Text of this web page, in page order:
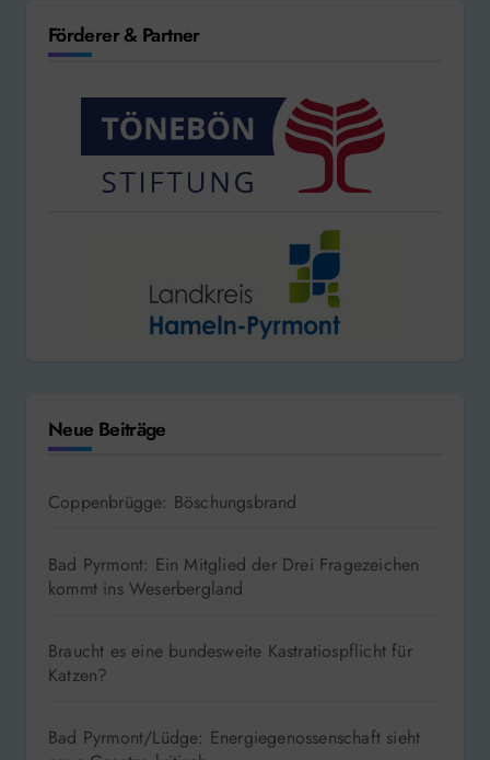
Förderer & Partner
Neue Beiträge
Coppenbrügge: Böschungsbrand
Bad Pyrmont: Ein Mitglied der Drei Fragezeichen
kommt ins Weserbergland
Braucht es eine bundesweite Kastratiospflicht für
Katzen?
Bad Pyrmont/Lüdge: Energiegenossenschaft sieht